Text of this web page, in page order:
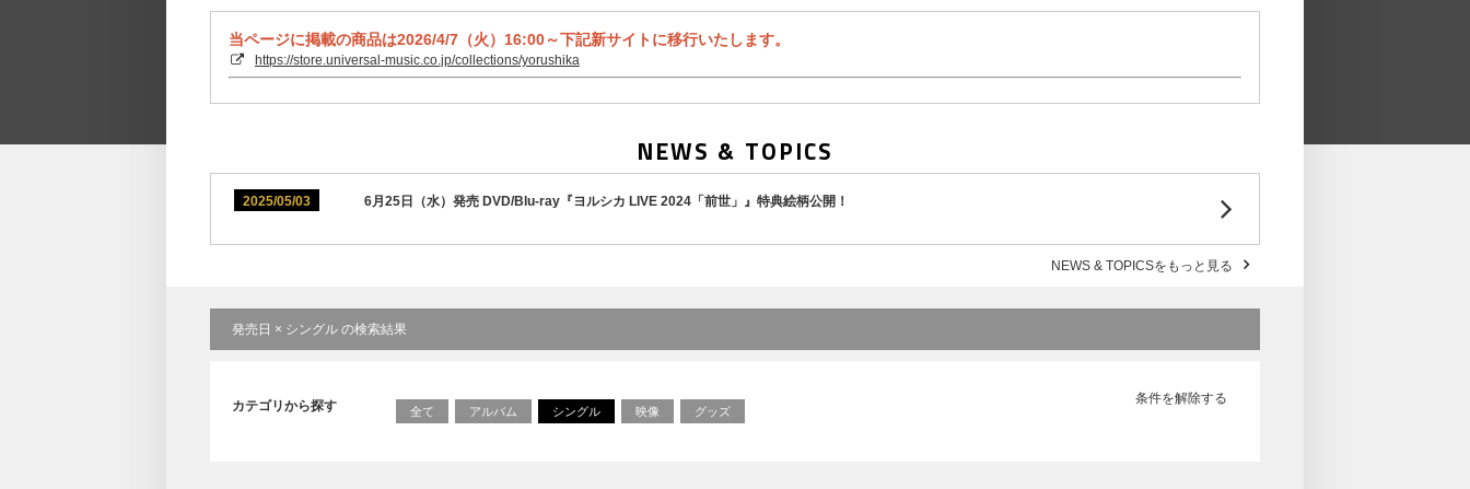
当ページに掲載の商品は2026/4/7（火）16:00～下記新サイトに移行いたします。
https://store.universal-music.co.jp/collections/yorushika
NEWS & TOPICS
2025/05/03 6月25日（水）発売 DVD/Blu-ray『ヨルシカ LIVE 2024「前世」』特典絵柄公開！
NEWS & TOPICSをもっと見る
発売日 × シングル の検索結果
条件を解除する
カテゴリから探す 全て アルバム シングル 映像 グッズ